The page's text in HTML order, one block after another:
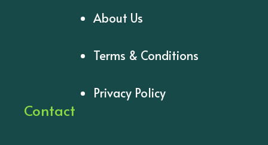
About Us
Terms & Conditions
Privacy Policy
Contact